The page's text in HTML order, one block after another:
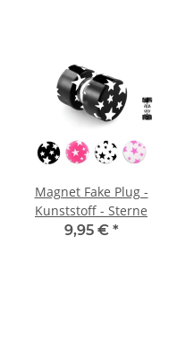
Magnet Fake Plug -
Kunststoff - Sterne
9,95 € *